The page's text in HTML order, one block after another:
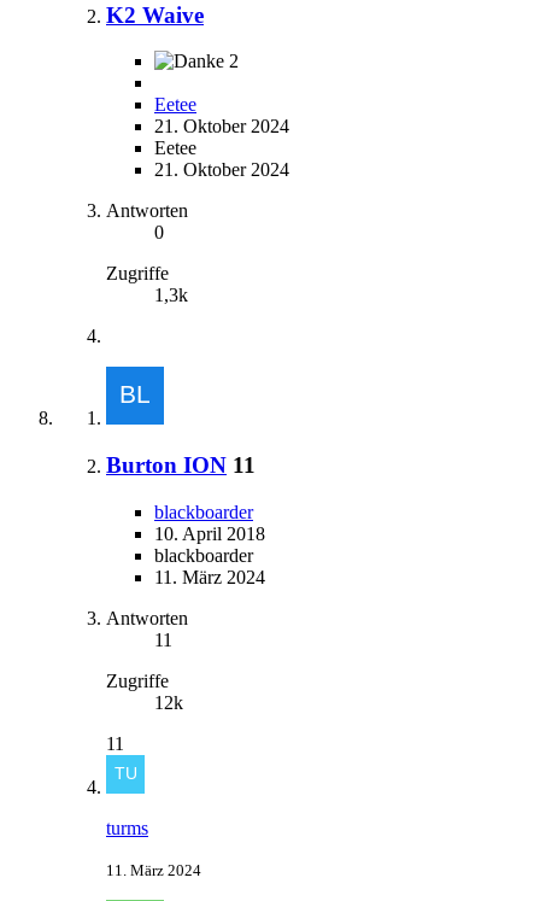
K2 Waive
2
Eetee
21. Oktober 2024
Eetee
21. Oktober 2024
Antworten
0
Zugriffe
1,3k
Burton ION 11
blackboarder
10. April 2018
blackboarder
11. März 2024
Antworten
11
Zugriffe
12k
11
turms
11. März 2024